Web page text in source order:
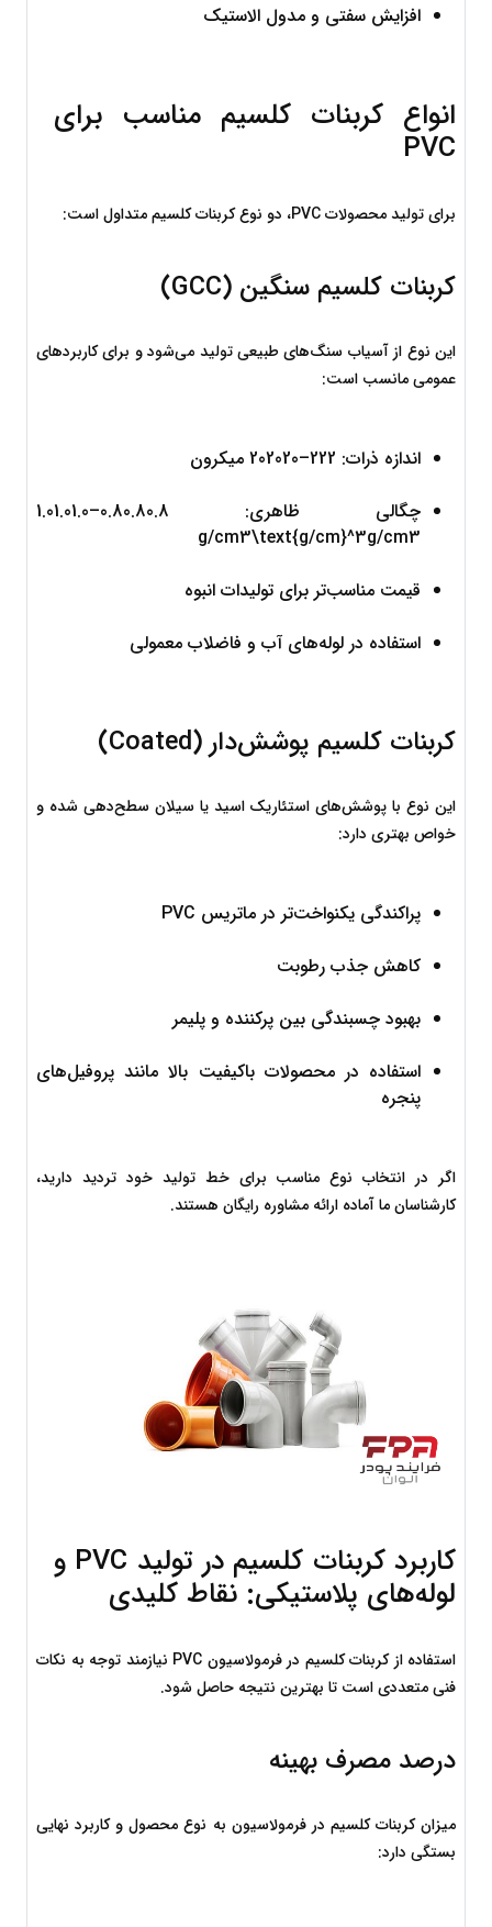
افزایش سفتی و مدول الاستیک
PVC
برای تولید محصولات PVC، دو نوع کربنات کلسیم متداول است:
کربنات کلسیم سنگین (GCC)
عمومی مانسب است:
اندازه ذرات: 222
–
202020
میکرون
چگالی ظاهری:
0.80.80.8
–
1.01.01.0
g/cm3\text{g/cm}^3g/cm3
قیمت مناسب‌تر برای تولیدات انبوه
استفاده در لوله‌های آب و فاضلاب معمولی
کربنات کلسیم پوشش‌دار (Coated)
خواص بهتری دارد:
پراکندگی یکنواخت‌تر در ماتریس PVC
کاهش جذب رطوبت
بهبود چسبندگی بین پرکننده و پلیمر
پنجره
کارشناسان ما آماده ارائه مشاوره رایگان هستند.
لوله‌های پلاستیکی: نقاط کلیدی
فنی متعددی است تا بهترین نتیجه حاصل شود.
درصد مصرف بهینه
بستگی دارد: